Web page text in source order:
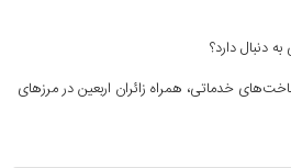
خدماتی، همراه زائران اربعین در مرز‌های